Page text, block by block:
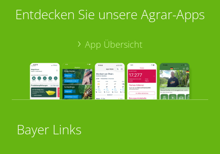
Entdecken Sie unsere Agrar-Apps
App Übersicht
Bayer Links